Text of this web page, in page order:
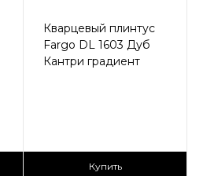
Кварцевый плинтус
Fargo DL 1603 Дуб
Кантри градиент
Купить